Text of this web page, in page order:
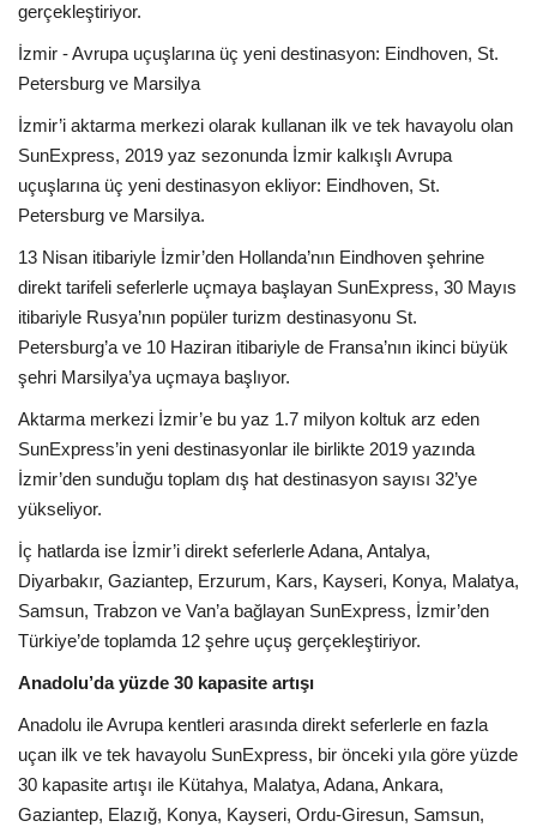
gerçekleştiriyor.
İzmir - Avrupa uçuşlarına üç yeni destinasyon: Eindhoven, St.
Petersburg ve Marsilya
İzmir’i aktarma merkezi olarak kullanan ilk ve tek havayolu olan
SunExpress, 2019 yaz sezonunda İzmir kalkışlı Avrupa
uçuşlarına üç yeni destinasyon ekliyor: Eindhoven, St.
Petersburg ve Marsilya.
13 Nisan itibariyle İzmir’den Hollanda’nın Eindhoven şehrine
direkt tarifeli seferlerle uçmaya başlayan SunExpress, 30 Mayıs
itibariyle Rusya’nın popüler turizm destinasyonu St.
Petersburg’a ve 10 Haziran itibariyle de Fransa’nın ikinci büyük
şehri Marsilya’ya uçmaya başlıyor.
Aktarma merkezi İzmir’e bu yaz 1.7 milyon koltuk arz eden
SunExpress’in yeni destinasyonlar ile birlikte 2019 yazında
İzmir’den sunduğu toplam dış hat destinasyon sayısı 32’ye
yükseliyor.
İç hatlarda ise İzmir’i direkt seferlerle Adana, Antalya,
Diyarbakır, Gaziantep, Erzurum, Kars, Kayseri, Konya, Malatya,
Samsun, Trabzon ve Van’a bağlayan SunExpress, İzmir’den
Türkiye’de toplamda 12 şehre uçuş gerçekleştiriyor.
Anadolu’da yüzde 30 kapasite artışı
Anadolu ile Avrupa kentleri arasında direkt seferlerle en fazla
uçan ilk ve tek havayolu SunExpress, bir önceki yıla göre yüzde
30 kapasite artışı ile Kütahya, Malatya, Adana, Ankara,
Gaziantep, Elazığ, Konya, Kayseri, Ordu-Giresun, Samsun,